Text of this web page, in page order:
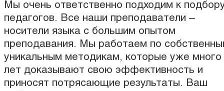
Мы очень ответственно подходим к
педагогов. Все наши преподаватели –
носители языка с большим опытом
преподавания. Мы работаем по
уникальным методикам, которые уже много
лет доказывают свою эффективность и
приносят потрясающие результаты. Ваш